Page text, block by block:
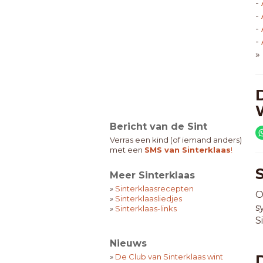
Bericht van de Sint
Verras een kind (of iemand anders)
met een SMS van Sinterklaas!
Meer Sinterklaas
» Sinterklaasrecepten
» Sinterklaasliedjes
» Sinterklaas-links
Nieuws
» De Club van Sinterklaas wint
-
-
-
-
»